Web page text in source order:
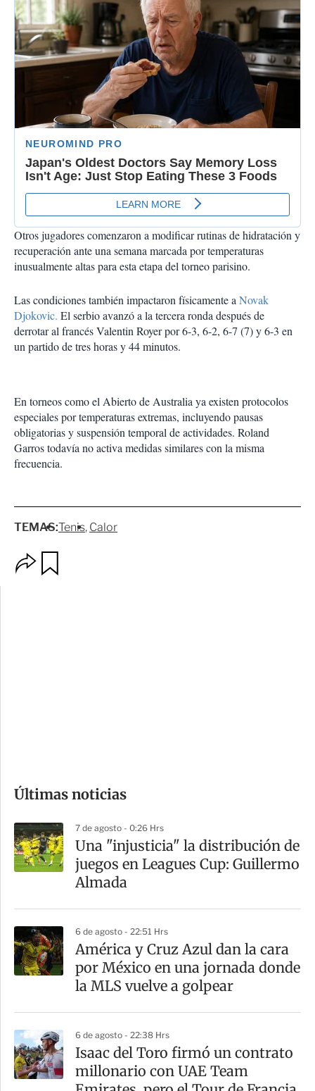
Otros jugadores comenzaron a modificar rutinas de hidratación y
recuperación ante una semana marcada por temperaturas
inusualmente altas para esta etapa del torneo parisino.
Las condiciones también impactaron físicamente a Novak
Djokovic. El serbio avanzó a la tercera ronda después de
derrotar al francés Valentin Royer por 6-3, 6-2, 6-7 (7) y 6-3 en
un partido de tres horas y 44 minutos.
En torneos como el Abierto de Australia ya existen protocolos
especiales por temperaturas extremas, incluyendo pausas
obligatorias y suspensión temporal de actividades. Roland
Garros todavía no activa medidas similares con la misma
frecuencia.
TEMAS:Tenis Calor
p
m
a
r
t
Últimas noticias
7 de agosto - 0:26 Hrs
Una "injusticia" la distribución de
juegos en Leagues Cup: Guillermo
Almada
6 de agosto - 22:51 Hrs
América y Cruz Azul dan la cara
por México en una jornada donde
la MLS vuelve a golpear
6 de agosto - 22:38 Hrs
Isaac del Toro firmó un contrato
millonario con UAE Team